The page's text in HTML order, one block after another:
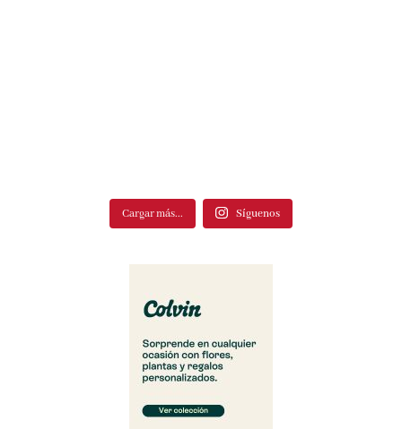
Cargar más... Síguenos